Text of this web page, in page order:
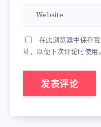
在此浏览器中保存
址，以便下次评论时使用。